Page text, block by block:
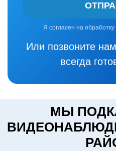
Я согласен на
Или позвоните
всегда
МЫ